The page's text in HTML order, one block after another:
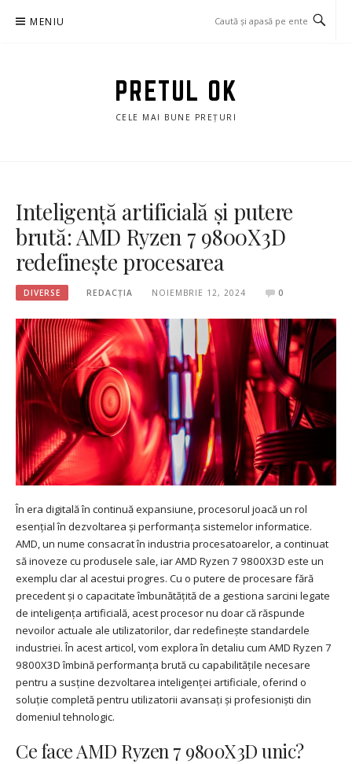
MENIU
PRETUL OK
CELE MAI BUNE PREȚURI
Inteligență artificială și putere
brută: AMD Ryzen 7 9800X3D
redefinește procesarea
DIVERSE REDACȚIA NOIEMBRIE 12, 2024 0
În era digitală în continuă expansiune, procesorul joacă un rol
esențial în dezvoltarea și performanța sistemelor informatice.
AMD, un nume consacrat în industria procesatoarelor, a continuat
să inoveze cu produsele sale, iar AMD Ryzen 7 9800X3D este un
exemplu clar al acestui progres. Cu o putere de procesare fără
precedent și o capacitate îmbunătățită de a gestiona sarcini legate
de inteligența artificială, acest procesor nu doar că răspunde
nevoilor actuale ale utilizatorilor, dar redefinește standardele
industriei. În acest articol, vom explora în detaliu cum AMD Ryzen 7
9800X3D îmbină performanța brută cu capabilitățile necesare
pentru a susține dezvoltarea inteligenței artificiale, oferind o
soluție completă pentru utilizatorii avansați și profesioniști din
domeniul tehnologic.
Ce face AMD Ryzen 7 9800X3D unic?